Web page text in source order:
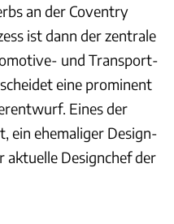
an der Coventry
ist dann der zentrale
und Transport-
eine prominent
Eines der
ein ehemaliger Design-
Designchef der